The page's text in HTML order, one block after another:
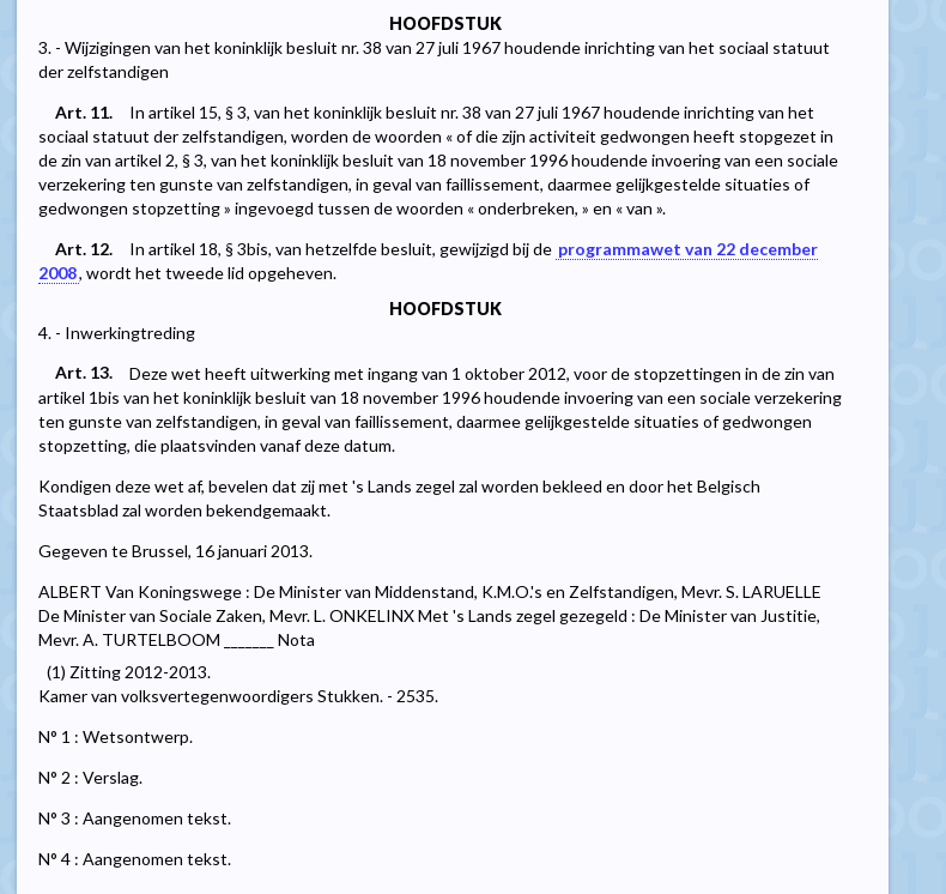
HOOFDSTUK
3. - Wijzigingen van het koninklijk besluit nr. 38 van 27 juli 1967 houdende inrichting van het sociaal statuut
der zelfstandigen
Art. 11.
In artikel 15, § 3, van het koninklijk besluit nr. 38 van 27 juli 1967 houdende inrichting van het
sociaal statuut der zelfstandigen, worden de woorden « of die zijn activiteit gedwongen heeft stopgezet in
de zin van artikel 2, § 3, van het koninklijk besluit van 18 november 1996 houdende invoering van een sociale
verzekering ten gunste van zelfstandigen, in geval van faillissement, daarmee gelijkgestelde situaties of
gedwongen stopzetting » ingevoegd tussen de woorden « onderbreken, » en « van ».
Art. 12.
In artikel 18, § 3bis, van hetzelfde besluit, gewijzigd bij de programmawet van 22 december
2008, wordt het tweede lid opgeheven.
HOOFDSTUK
4. - Inwerkingtreding
Art. 13.
Deze wet heeft uitwerking met ingang van 1 oktober 2012, voor de stopzettingen in de zin van
artikel 1bis van het koninklijk besluit van 18 november 1996 houdende invoering van een sociale verzekering
ten gunste van zelfstandigen, in geval van faillissement, daarmee gelijkgestelde situaties of gedwongen
stopzetting, die plaatsvinden vanaf deze datum.
Kondigen deze wet af, bevelen dat zij met 's Lands zegel zal worden bekleed en door het Belgisch
Staatsblad zal worden bekendgemaakt.
Gegeven te Brussel, 16 januari 2013.
ALBERT Van Koningswege : De Minister van Middenstand, K.M.O.'s en Zelfstandigen, Mevr. S. LARUELLE
De Minister van Sociale Zaken, Mevr. L. ONKELINX Met 's Lands zegel gezegeld : De Minister van Justitie,
Mevr. A. TURTELBOOM _______ Nota
(1) Zitting 2012-2013.
Kamer van volksvertegenwoordigers Stukken. - 2535.
N° 1 : Wetsontwerp.
N° 2 : Verslag.
N° 3 : Aangenomen tekst.
N° 4 : Aangenomen tekst.